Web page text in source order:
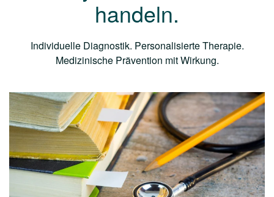
handeln.
Individuelle Diagnostik. Personalisierte Therapie.
Medizinische Prävention mit Wirkung.